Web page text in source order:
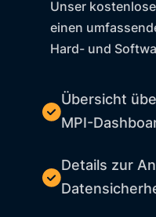
Unser
einen
Hard- und
Übersicht
MPI-
Details zur